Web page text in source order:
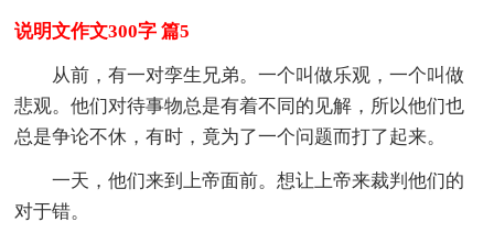
说明文作文300字 篇5
从前，有一对孪生兄弟。一个叫做乐观，一个叫做
悲观。他们对待事物总是有着不同的见解，所以他们也
总是争论不休，有时，竟为了一个问题而打了起来。
一天，他们来到上帝面前。想让上帝来裁判他们的
对于错。